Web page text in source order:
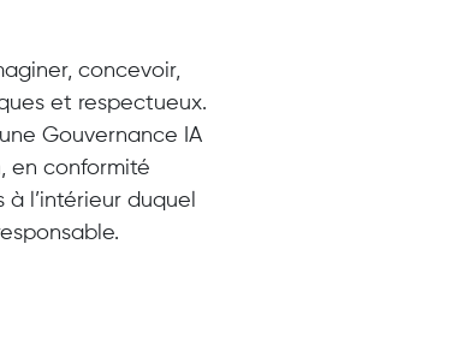
concevoir,
et respectueux.
Gouvernance IA
en conformité
l’intérieur duquel